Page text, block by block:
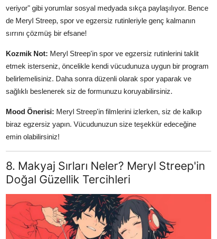
veriyor" gibi yorumlar sosyal medyada sıkça paylaşılıyor. Bence
de Meryl Streep, spor ve egzersiz rutinleriyle genç kalmanın
sırrını çözmüş bir efsane!
Kozmik Not: Meryl Streep'in spor ve egzersiz rutinlerini taklit
etmek isterseniz, öncelikle kendi vücudunuza uygun bir program
belirlemelisiniz. Daha sonra düzenli olarak spor yaparak ve
sağlıklı beslenerek siz de formunuzu koruyabilirsiniz.
Mood Önerisi: Meryl Streep'in filmlerini izlerken, siz de kalkıp
biraz egzersiz yapın. Vücudunuzun size teşekkür edeceğine
emin olabilirsiniz!
8. Makyaj Sırları Neler? Meryl Streep'in
Doğal Güzellik Tercihleri